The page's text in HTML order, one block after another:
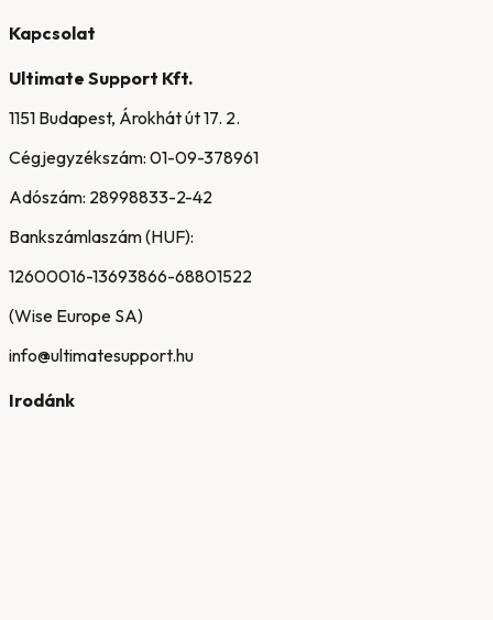
Kapcsolat
Ultimate Support Kft.
1151 Budapest, Árokhát út 17. 2.
Cégjegyzékszám: 01-09-378961
Adószám: 28998833-2-42
Bankszámlaszám (HUF):
12600016-13693866-68801522
(Wise Europe SA)
info@ultimatesupport.hu
Irodánk